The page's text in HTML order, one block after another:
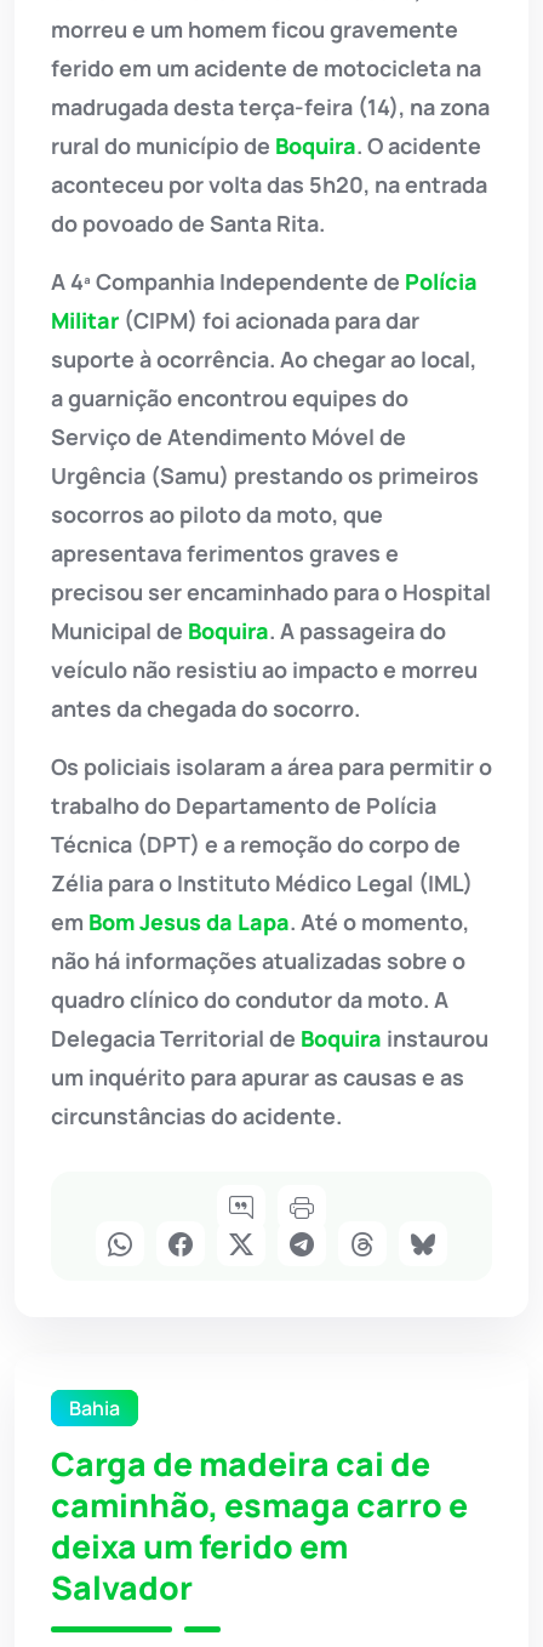
morreu e um homem ficou gravemente
ferido em um acidente de motocicleta na
madrugada desta terça-feira (14), na zona
rural do município de Boquira. O acidente
aconteceu por volta das 5h20, na entrada
do povoado de Santa Rita.
A 4ª Companhia Independente de Polícia
Militar (CIPM) foi acionada para dar
suporte à ocorrência. Ao chegar ao local,
a guarnição encontrou equipes do
Serviço de Atendimento Móvel de
Urgência (Samu) prestando os primeiros
socorros ao piloto da moto, que
apresentava ferimentos graves e
precisou ser encaminhado para o Hospital
Municipal de Boquira. A passageira do
veículo não resistiu ao impacto e morreu
antes da chegada do socorro.
Os policiais isolaram a área para permitir o
trabalho do Departamento de Polícia
Técnica (DPT) e a remoção do corpo de
Zélia para o Instituto Médico Legal (IML)
em Bom Jesus da Lapa. Até o momento,
não há informações atualizadas sobre o
quadro clínico do condutor da moto. A
Delegacia Territorial de Boquira instaurou
um inquérito para apurar as causas e as
circunstâncias do acidente.
Bahia
Carga de madeira cai de
caminhão, esmaga carro e
deixa um ferido em
Salvador